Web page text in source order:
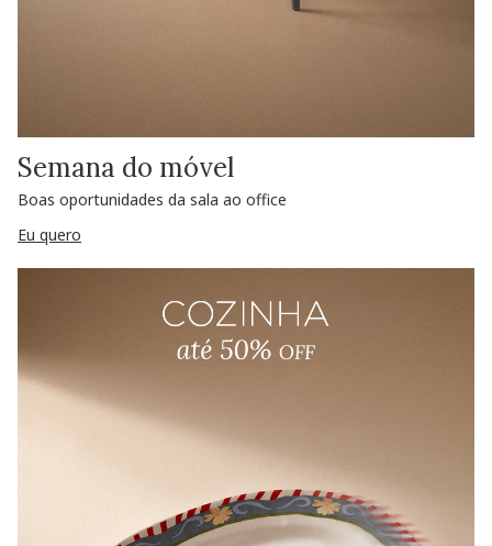
Semana do móvel
Boas oportunidades da sala ao office
Eu quero